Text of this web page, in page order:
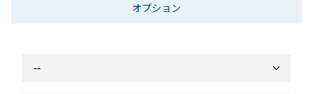
オプション